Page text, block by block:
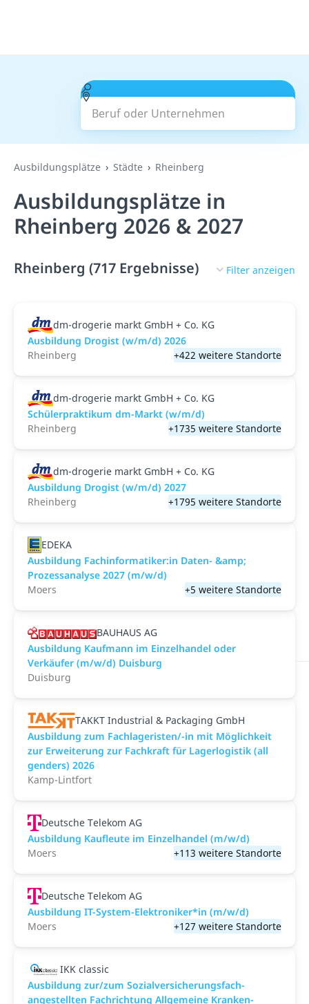
Beruf oder Unternehmen
Suchen
Ausbildungsplätze Städte Rheinberg
Ausbildungsplätze in
Rheinberg 2026 & 2027
Rheinberg (717 Ergebnisse) Filter anzeigen
dm-drogerie markt GmbH + Co. KG
Ausbildung Drogist (w/m/d) 2026
Rheinberg
+422 weitere Standorte
dm-drogerie markt GmbH + Co. KG
Schülerpraktikum dm-Markt (w/m/d)
Rheinberg
+1735 weitere Standorte
dm-drogerie markt GmbH + Co. KG
Ausbildung Drogist (w/m/d) 2027
Rheinberg
+1795 weitere Standorte
EDEKA
Ausbildung Fachinformatiker:in Daten- &amp;
Prozessanalyse 2027 (m/w/d)
Moers
+5 weitere Standorte
BAUHAUS AG
Ausbildung Kaufmann im Einzelhandel oder
Verkäufer (m/w/d) Duisburg
Duisburg
TAKKT Industrial & Packaging GmbH
Ausbildung zum Fachlageristen/-in mit Möglichkeit
zur Erweiterung zur Fachkraft für Lagerlogistik (all
genders) 2026
Kamp-Lintfort
Deutsche Telekom AG
Ausbildung Kaufleute im Einzelhandel (m/w/d)
Moers
+113 weitere Standorte
Deutsche Telekom AG
Ausbildung IT-System-Elektroniker*in (m/w/d)
Moers
+127 weitere Standorte
IKK classic
Aus­bild­ung zur/zum Sozial­versicher­ungs­fach­
angestellten­ Fach­richtung All­gemeine Kranken­